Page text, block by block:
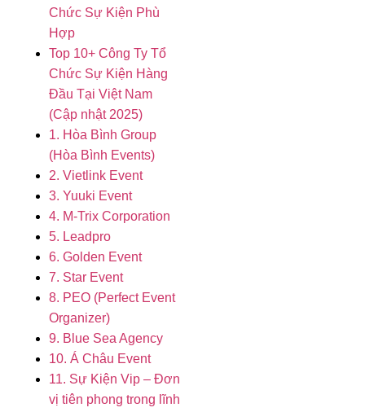
Chức Sự Kiện Phù
Hợp
Top 10+ Công Ty Tổ
Chức Sự Kiện Hàng
Đầu Tại Việt Nam
(Cập nhật 2025)
1. Hòa Bình Group
(Hòa Bình Events)
2. Vietlink Event
3. Yuuki Event
4. M-Trix Corporation
5. Leadpro
6. Golden Event
7. Star Event
8. PEO (Perfect Event
Organizer)
9. Blue Sea Agency
10. Á Châu Event
11. Sự Kiện Vip – Đơn
vị tiên phong trong lĩnh